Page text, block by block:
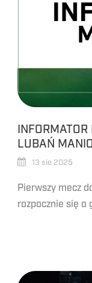
LUBAŃ
13 sie 2025
Pierwszy mecz
rozpocznie się o